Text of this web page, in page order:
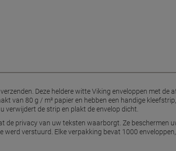
Deze heldere witte Viking enveloppen met de
van 80 g / m² papier en hebben een handige
verwijdert de strip en plakt de envelop dicht.
de privacy van uw teksten waarborgt. Ze beschermen
verstuurd. Elke verpakking bevat 1000